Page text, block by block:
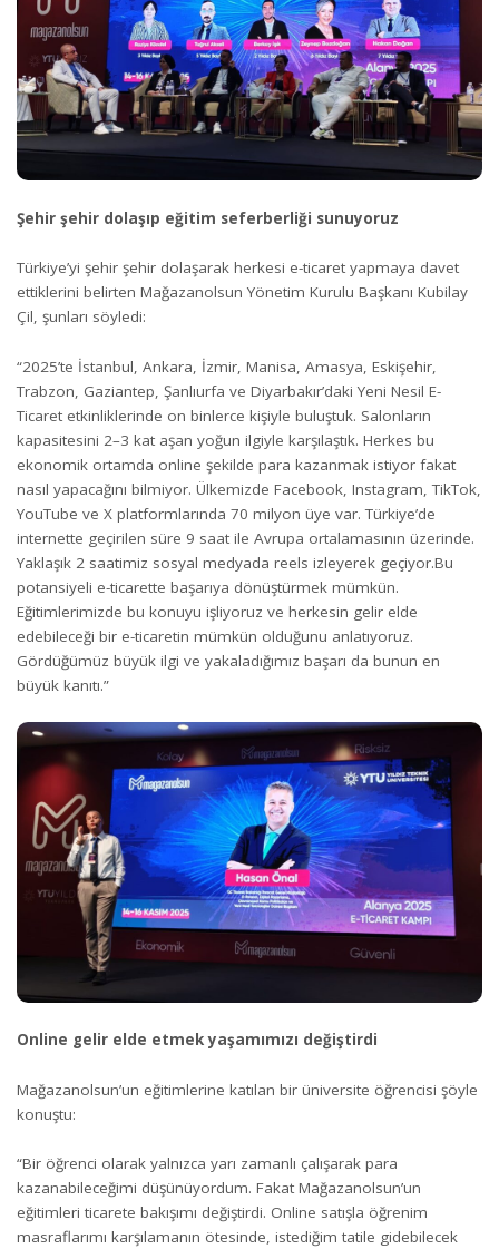
Şehir şehir dolaşıp eğitim seferberliği sunuyoruz
Türkiye’yi şehir şehir dolaşarak herkesi e-ticaret yapmaya davet
ettiklerini belirten Mağazanolsun Yönetim Kurulu Başkanı Kubilay
Çil, şunları söyledi:
“2025’te İstanbul, Ankara, İzmir, Manisa, Amasya, Eskişehir,
Trabzon, Gaziantep, Şanlıurfa ve Diyarbakır’daki Yeni Nesil E-
Ticaret etkinliklerinde on binlerce kişiyle buluştuk. Salonların
kapasitesini 2–3 kat aşan yoğun ilgiyle karşılaştık. Herkes bu
ekonomik ortamda online şekilde para kazanmak istiyor fakat
nasıl yapacağını bilmiyor. Ülkemizde Facebook, Instagram, TikTok,
YouTube ve X platformlarında 70 milyon üye var. Türkiye’de
internette geçirilen süre 9 saat ile Avrupa ortalamasının üzerinde.
Yaklaşık 2 saatimiz sosyal medyada reels izleyerek geçiyor.Bu
potansiyeli e-ticarette başarıya dönüştürmek mümkün.
Eğitimlerimizde bu konuyu işliyoruz ve herkesin gelir elde
edebileceği bir e-ticaretin mümkün olduğunu anlatıyoruz.
Gördüğümüz büyük ilgi ve yakaladığımız başarı da bunun en
büyük kanıtı.”
Online gelir elde etmek yaşamımızı değiştirdi
Mağazanolsun’un eğitimlerine katılan bir üniversite öğrencisi şöyle
konuştu:
“Bir öğrenci olarak yalnızca yarı zamanlı çalışarak para
kazanabileceğimi düşünüyordum. Fakat Mağazanolsun’un
eğitimleri ticarete bakışımı değiştirdi. Online satışla öğrenim
masraflarımı karşılamanın ötesinde, istediğim tatile gidebilecek